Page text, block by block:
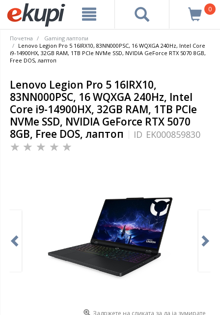
0
Почетна
Gaming лаптопи
Lenovo Legion Pro 5 16IRX10, 83NN000PSC, 16 WQXGA 240Hz, Intel Core
i9-14900HX, 32GB RAM, 1TB PCIe NVMe SSD, NVIDIA GeForce RTX 5070 8GB,
Free DOS, лаптоп
Lenovo Legion Pro 5 16IRX10,
83NN000PSC, 16 WQXGA 240Hz, Intel
Core i9-14900HX, 32GB RAM, 1TB PCIe
NVMe SSD, NVIDIA GeForce RTX 5070
8GB, Free DOS, лаптоп
ID EK000859830
Задржете на сликата за да ја зумирате